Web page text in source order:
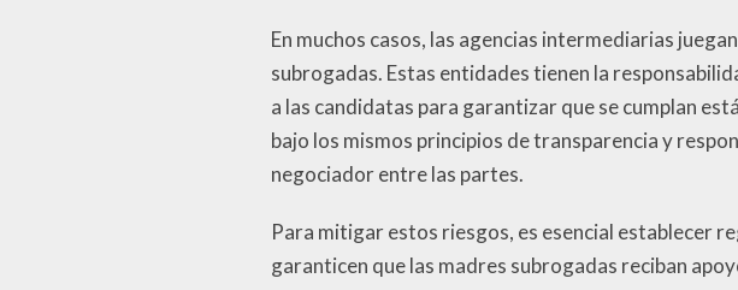
En muchos casos, las agencias intermediarias
subrogadas. Estas entidades tienen la
a las candidatas para garantizar que se cumplan
bajo los mismos principios de transparencia y
negociador entre las partes.
Para mitigar estos riesgos, es esencial establecer
garanticen que las madres subrogadas reciban